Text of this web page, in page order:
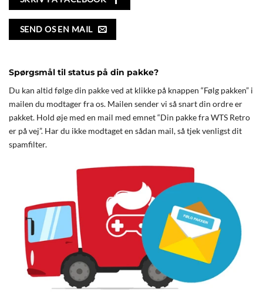
SEND OS EN MAIL
Spørgsmål til status på din pakke?
Du kan altid følge din pakke ved at klikke på knappen “Følg pakken” i
mailen du modtager fra os. Mailen sender vi så snart din ordre er
pakket. Hold øje med en mail med emnet “Din pakke fra WTS Retro
er på vej”. Har du ikke modtaget en sådan mail, så tjek venligst dit
spamfilter.